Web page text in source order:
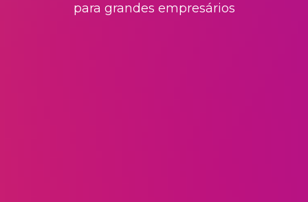
para grandes empresários